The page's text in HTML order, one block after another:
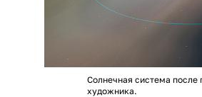
Солнечная система после
художника.